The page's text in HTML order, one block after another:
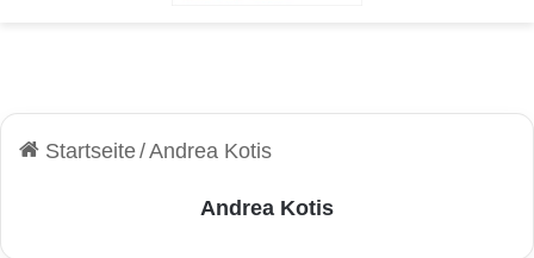
Startseite/Andrea Kotis
Andrea Kotis